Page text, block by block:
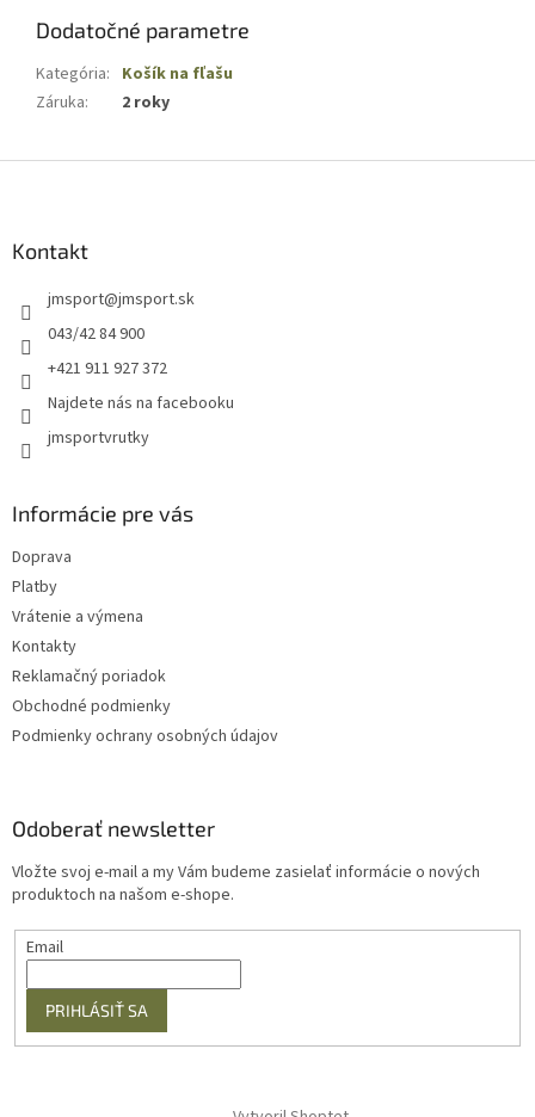
Dodatočné parametre
Kategória: Košík na fľašu
Záruka: 2 roky
Kontakt
jmsport@jmsport.sk
043/42 84 900
+421 911 927 372
Najdete nás na facebooku
jmsportvrutky
Informácie pre vás
Doprava
Platby
Vrátenie a výmena
Kontakty
Reklamačný poriadok
Obchodné podmienky
Podmienky ochrany osobných údajov
Odoberať newsletter
Vložte svoj e-mail a my Vám budeme zasielať informácie o nových
produktoch na našom e-shope.
Email
PRIHLÁSIŤ SA